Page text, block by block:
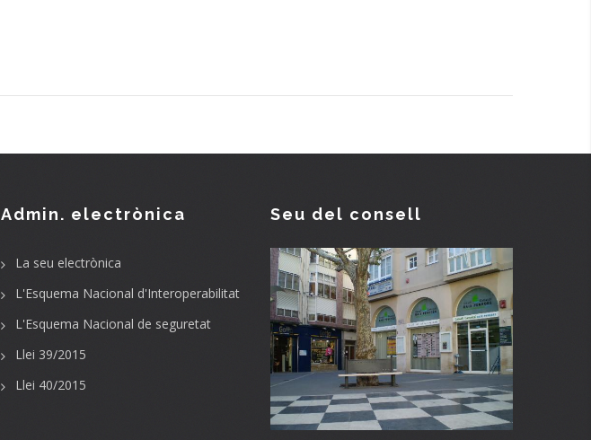
Admin. electrònica
La seu electrònica
L'Esquema Nacional d'Interoperabilitat
L'Esquema Nacional de seguretat
Llei 39/2015
Llei 40/2015
Seu del consell